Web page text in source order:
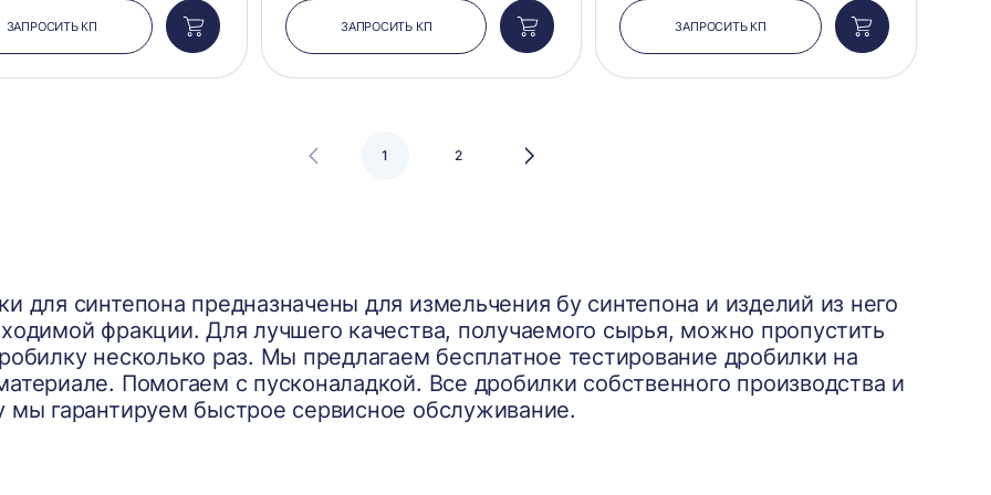
ЗАПРОСИТЬ КП
Добавить
в
корзину
ЗАПРОСИТЬ КП
Добавить
в
корзину
ЗАПРОСИТЬ КП
Добавить
в
корзину
1 2
Следующая
для синтепона предназначены для измельчения бу синтепона и изделий из него
фракции. Для лучшего качества, получаемого сырья, можно пропустить
несколько раз. Мы предлагаем бесплатное тестирование дробилки на
Помогаем с пусконаладкой. Все дробилки собственного производства и
мы гарантируем быстрое сервисное обслуживание.